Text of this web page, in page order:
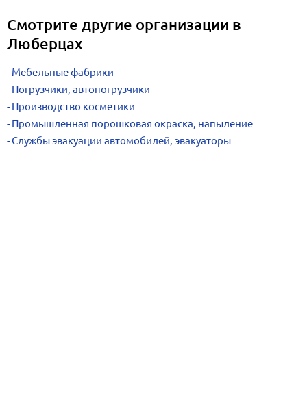
Смотрите другие организации в
Люберцах
Мебельные фабрики
Погрузчики, автопогрузчики
Производство косметики
Промышленная порошковая окраска, напыление
Службы эвакуации автомобилей, эвакуаторы